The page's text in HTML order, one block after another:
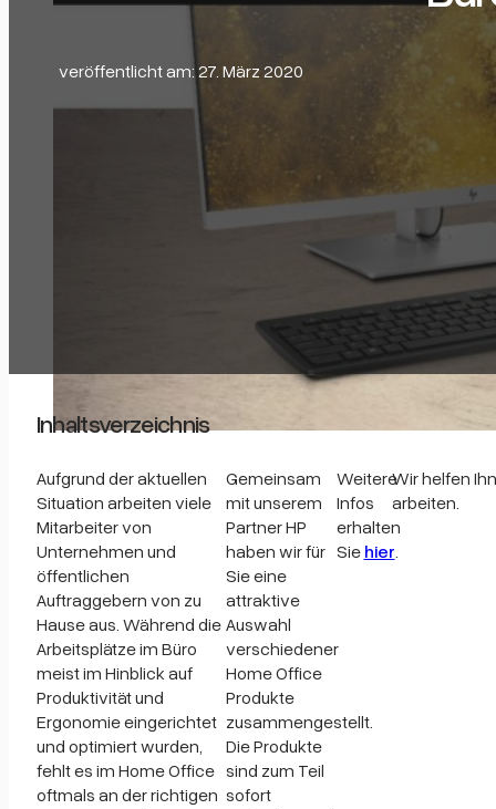
veröffentlicht am: 27. März 2020
Aufgrund der aktuellen
Situation arbeiten viele
Mitarbeiter von
Unternehmen und
öffentlichen
Auftraggebern von zu
Hause aus. Während die
Arbeitsplätze im Büro
meist im Hinblick auf
Produktivität und
Ergonomie eingerichtet
und optimiert wurden,
fehlt es im Home Office
oftmals an der richtigen
Gemeinsam
mit unserem
Partner HP
haben wir für
Sie eine
attraktive
Auswahl
verschiedener
Home Office
Produkte
zusammengestellt.
Die Produkte
sind zum Teil
sofort
Weitere
Infos
erhalten
Sie hier.
Wir helfen
arbeiten.
Inhaltsverzeichnis